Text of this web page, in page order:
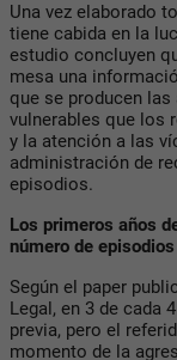
Una vez elaborado
tiene cabida en la
estudio concluyen
mesa una
que se producen
vulnerables que los
y la atención a las
administración de
episodios.
Los primeros años
número de
Según el paper
Legal, en 3 de cada
previa, pero el
momento de la